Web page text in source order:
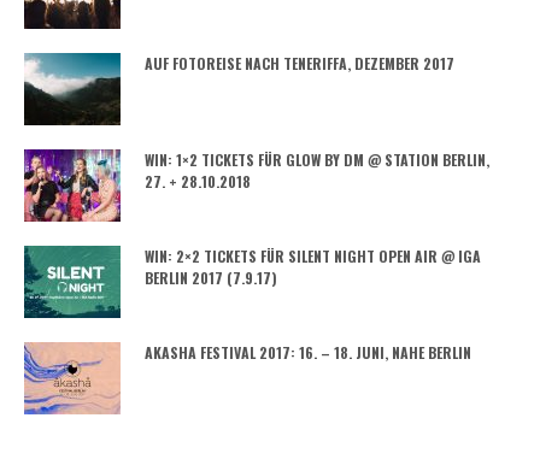
AUF FOTOREISE NACH TENERIFFA, DEZEMBER 2017
WIN: 1×2 TICKETS FÜR GLOW BY DM @ STATION BERLIN,
27. + 28.10.2018
WIN: 2×2 TICKETS FÜR SILENT NIGHT OPEN AIR @ IGA
BERLIN 2017 (7.9.17)
AKASHA FESTIVAL 2017: 16. – 18. JUNI, NAHE BERLIN